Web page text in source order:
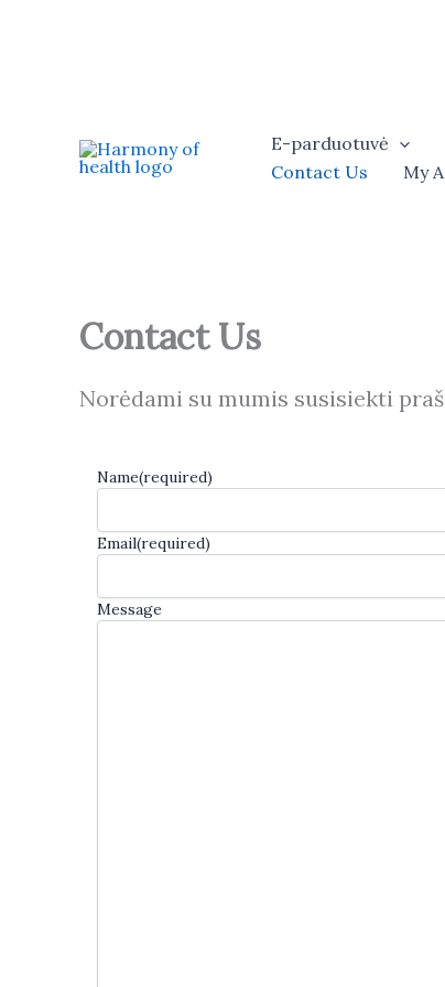
E-parduotuvė
Contact Us
My
Contact Us
Norėdami su mumis susisiekti
Name(required)
Email(required)
Message